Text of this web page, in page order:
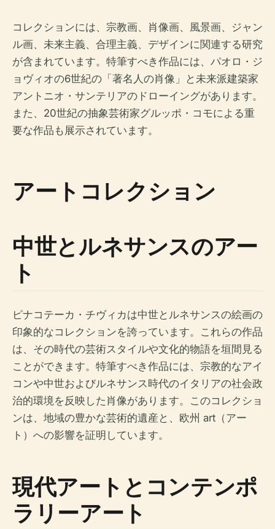
コレクションには、宗教画、肖像画、風景画、ジャン
ル画、未来主義、合理主義、デザインに関連する研究
が含まれています。特筆すべき作品には、パオロ・ジ
ョヴィオの6世紀の「著名人の肖像」と未来派建築家
アントニオ・サンテリアのドローイングがあります。
また、20世紀の抽象芸術家グルッポ・コモによる重
要な作品も展示されています。
アートコレクション
中世とルネサンスのアー
ト
ピナコテーカ・チヴィカは中世とルネサンスの絵画の
印象的なコレクションを誇っています。これらの作品
は、その時代の芸術スタイルや文化的物語を垣間見る
ことができます。特筆すべき作品には、宗教的なアイ
コンや中世およびルネサンス時代のイタリアの社会政
治的環境を反映した肖像があります。このコレクショ
ンは、地域の豊かな芸術的遺産と、欧州 art（アー
ト）への影響を証明しています。
現代アートとコンテンポ
ラリーアート